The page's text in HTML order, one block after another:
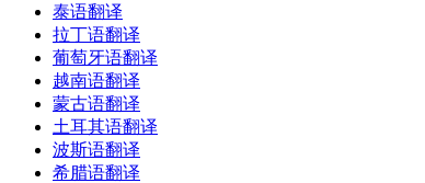
泰语翻译
拉丁语翻译
葡萄牙语翻译
越南语翻译
蒙古语翻译
土耳其语翻译
波斯语翻译
希腊语翻译